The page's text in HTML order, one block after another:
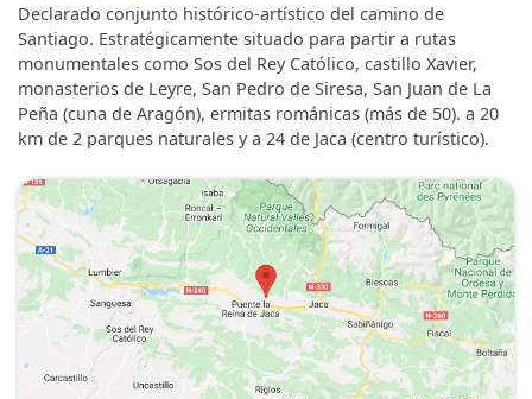
Declarado conjunto histórico-artístico del camino de
Santiago. Estratégicamente situado para partir a rutas
monumentales como Sos del Rey Católico, castillo Xavier,
monasterios de Leyre, San Pedro de Siresa, San Juan de La
Peña (cuna de Aragón), ermitas románicas (más de 50). a 20
km de 2 parques naturales y a 24 de Jaca (centro turístico).